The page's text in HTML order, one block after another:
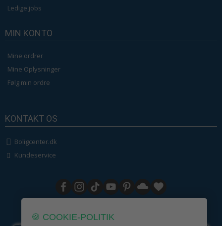
Ledige jobs
MIN KONTO
Mine ordrer
Mine Oplysninger
Følg min ordre
KONTAKT OS
Boligcenter.dk
Kundeservice
GIV GLÆDE MED ET GAVEKORT!
🍪 COOKIE-POLITIK